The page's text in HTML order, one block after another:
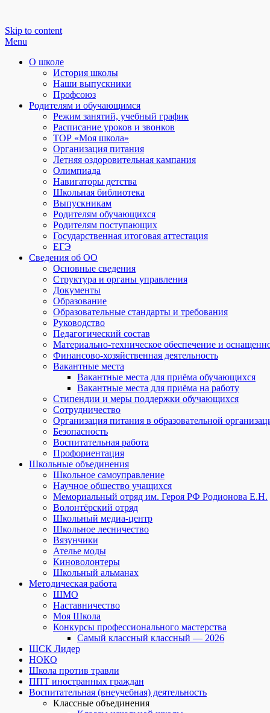
Skip to content
Menu
О школе
История школы
Наши выпускники
Профсоюз
Родителям и обучающимся
Режим занятий, учебный график
Расписание уроков и звонков
ТОР «Моя школа»
Организация питания
Летняя оздоровительная кампания
Олимпиада
Навигаторы детства
Школьная библиотека
Выпускникам
Родителям обучающихся
Родителям поступающих
Государственная итоговая аттестация
ЕГЭ
Сведения об ОО
Основные сведения
Структура и органы управления
Документы
Образование
Образовательные стандарты и требования
Руководство
Педагогический состав
Материально-техническое обеспечение и
Финансово-хозяйственная деятельность
Вакантные места
Вакантные места для приёма обучающихся
Вакантные места для приёма на работу
Стипендии и меры поддержки обучающихся
Сотрудничество
Организация питания в образовательной
Безопасность
Воспитательная работа
Профориентация
Школьные объединения
Школьное самоуправление
Научное общество учащихся
Мемориальный отряд им. Героя РФ Родионова Е.Н.
Волонтёрский отряд
Школьный медиа-центр
Школьное лесничество
Вязунчики
Ателье моды
Киноволонтеры
Школьный альманах
Методическая работа
ШМО
Наставничество
Моя Школа
Конкурсы профессионального мастерства
Самый классный классный — 2026
ШСК Лидер
НОКО
Школа против травли
ППТ иностранных граждан
Воспитательная (внеучебная) деятельность
Классные объединения